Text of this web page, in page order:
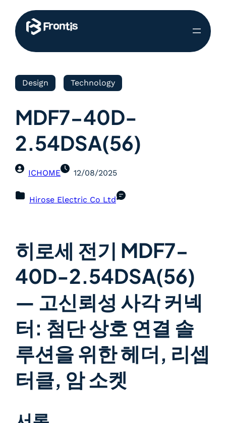
Design Technology
MDF7-40D-
2.54DSA(56)
ICHOME 12/08/2025
Hirose Electric Co Ltd
히로세 전기 MDF7-
40D-2.54DSA(56)
— 고신뢰성 사각 커넥
터: 첨단 상호 연결 솔
루션을 위한 헤더, 리셉
터클, 암 소켓